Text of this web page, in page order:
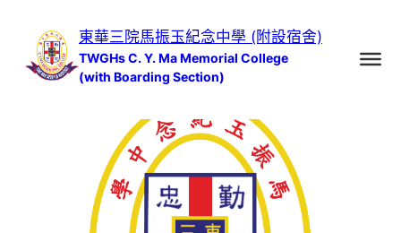
東華三院馬振玉紀念中學 (附設宿舍)
TWGHs C. Y. Ma Memorial College
(with Boarding Section)